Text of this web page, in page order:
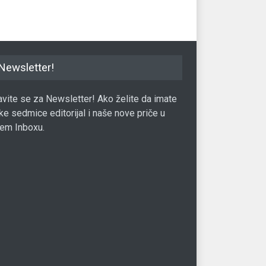
se za Newsletter! Ako želite da imate
sedmice editorijal i naše nove priče u
Inboxu.